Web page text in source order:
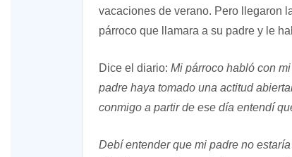
vacaciones de verano. Pero llegaron
párroco que llamara a su padre y le
Dice el diario: Mi párroco habló con
padre haya tomado una actitud
conmigo a partir de ese día entendí
Debí entender que mi padre no